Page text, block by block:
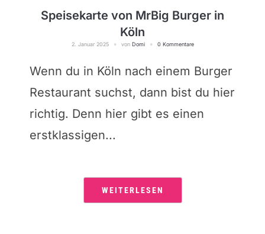
Speisekarte von MrBig Burger in
Köln
2. Januar 2025 von Domi 0 Kommentare
Wenn du in Köln nach einem Burger
Restaurant suchst, dann bist du hier
richtig. Denn hier gibt es einen
erstklassigen...
WEITERLESEN